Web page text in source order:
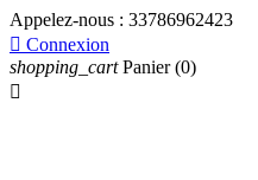
Appelez-nous : 33786962423
 Connexion
shopping_cart Panier (0)
